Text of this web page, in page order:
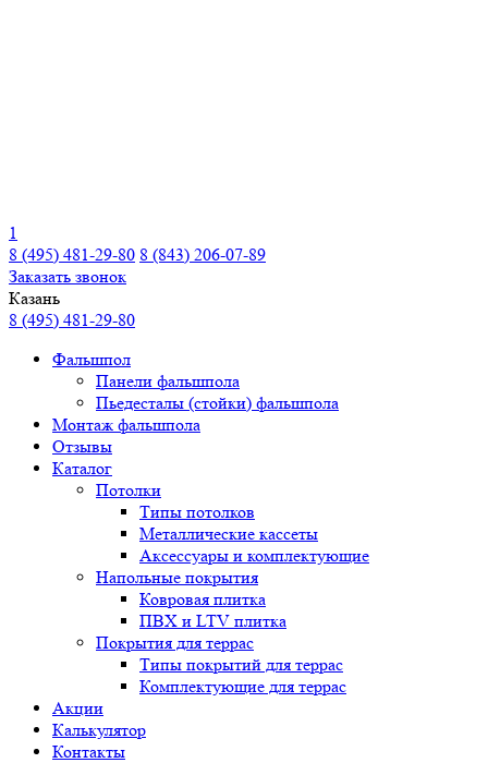
1
8 (495) 481-29-80 8 (843) 206-07-89
Заказать звонок
Казань
8 (495) 481-29-80
Фальшпол
Панели фальшпола
Пьедесталы (стойки) фальшпола
Монтаж фальшпола
Отзывы
Каталог
Потолки
Типы потолков
Металлические кассеты
Аксессуары и комплектующие
Напольные покрытия
Ковровая плитка
ПВХ и LTV плитка
Покрытия для террас
Типы покрытий для террас
Комплектующие для террас
Акции
Калькулятор
Контакты